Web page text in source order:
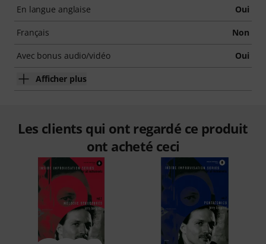
En langue anglaise Oui
Français Non
Avec bonus audio/vidéo Oui
Afficher plus
Les clients qui ont regardé ce produit
ont acheté ceci